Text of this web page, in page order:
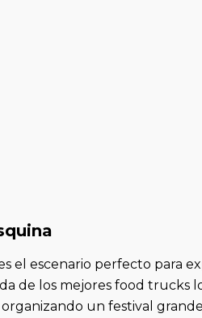
el escenario perfecto para
de los mejores food trucks
organizando un festival